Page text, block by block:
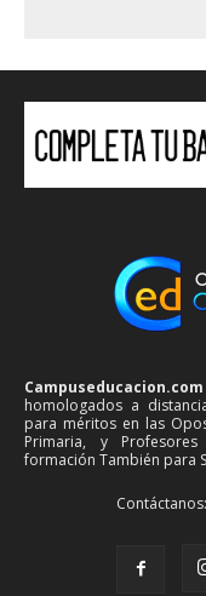
Campuseducacion.com
homologados a
para méritos en las
Primaria, y
formación También para
Contáctanos: